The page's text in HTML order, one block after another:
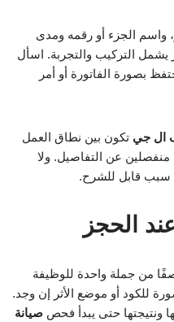
واسم الجزء أو رقمه ومدى
التركيب والتجربة. اسأل
بصورة الفاتورة أو أمر
ال جي تكون بين نطاق العمل
منفصلين عن التفاصيل. ولا
سبب قابل للشرح.
الحجز
من جملة واحدة للوظيفة
للكود أو موضع الأثر إن وجد.
ونتيجتها حتى يبدأ فحص صيانة